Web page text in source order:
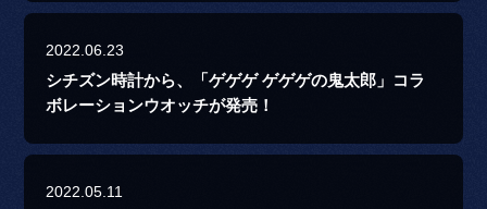
2022.06.23
シチズン時計から、「ゲゲゲ ゲゲゲの鬼太郎」コラ
ボレーションウオッチが発売！
2022.05.11